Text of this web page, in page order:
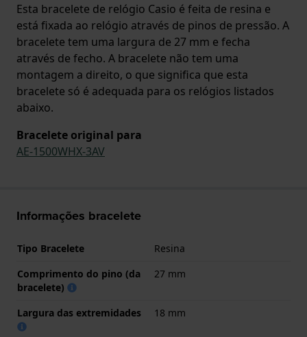
Esta bracelete de relógio Casio é feita de resina e
está fixada ao relógio através de pinos de pressão. A
bracelete tem uma largura de 27 mm e fecha
através de fecho. A bracelete não tem uma
montagem a direito, o que significa que esta
bracelete só é adequada para os relógios listados
abaixo.
Bracelete original para
AE-1500WHX-3AV
Informações bracelete
Tipo Bracelete
Resina
Comprimento do pino (da
bracelete)
27 mm
Largura das extremidades 18 mm